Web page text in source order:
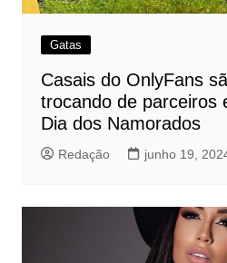
Gatas
Casais do OnlyFans
trocando de parceiros
Dia dos Namorados
Redação junho 19,